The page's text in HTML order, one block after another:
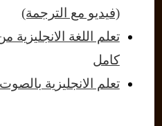
(فيديو مع الترجمة)
تعلم اللغة
كامل
تعلم الانجليزية